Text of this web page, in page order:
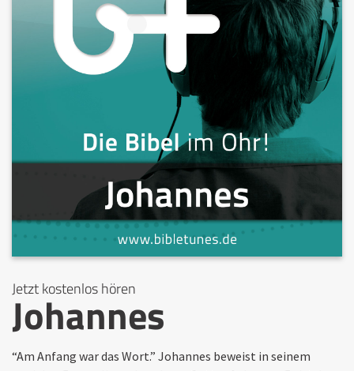
Jetzt kostenlos hören
Johannes
“Am Anfang war das Wort.” Johannes beweist in seinem